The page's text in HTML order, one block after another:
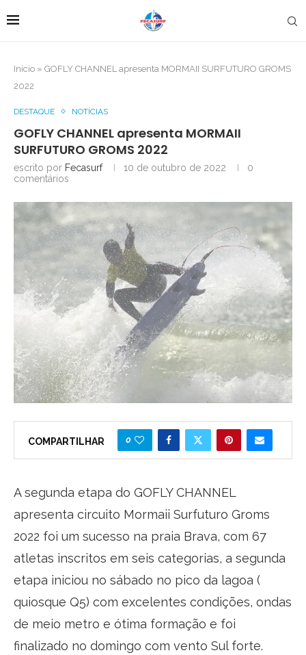
Início » GOFLY CHANNEL apresenta MORMAII SURFUTURO GROMS
2022
DESTAQUE NOTÍCIAS
GOFLY CHANNEL apresenta MORMAII
SURFUTURO GROMS 2022
escrito por Fecasurf 10 de outubro de 2022
0
comentários
COMPARTILHAR 0
A segunda etapa do GOFLY CHANNEL
apresenta circuito Mormaii Surfuturo Groms
2022 foi um sucesso na praia Brava, com 67
atletas inscritos em seis categorias, a segunda
etapa iniciou no sábado no pico da lagoa (
quiosque Q5) com excelentes condições, ondas
de meio metro e ótima formação e foi
finalizado no domingo com vento Sul forte.